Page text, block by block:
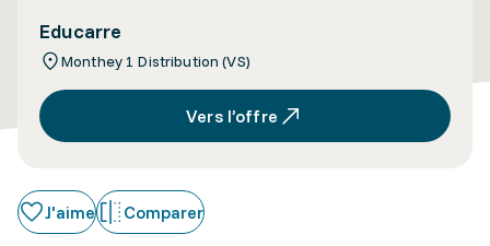
Educarre
Monthey 1 Distribution (VS)
Vers l’offre
J'aime Comparer